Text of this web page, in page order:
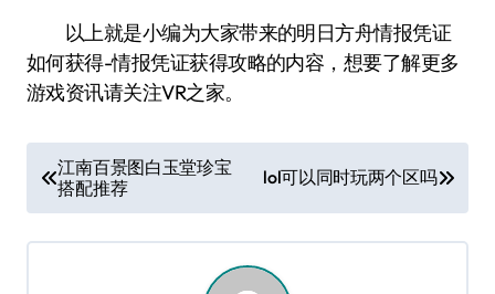
以上就是小编为大家带来的明日方舟情报凭证
如何获得-情报凭证获得攻略的内容，想要了解更多
游戏资讯请关注VR之家。
章
导
江南百景图白玉堂珍宝
搭配推荐
lol可以同时玩两个区吗